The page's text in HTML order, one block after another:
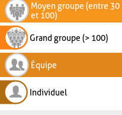
Moyen groupe (entre 30
et 100)
Grand groupe (> 100)
Équipe
Individuel